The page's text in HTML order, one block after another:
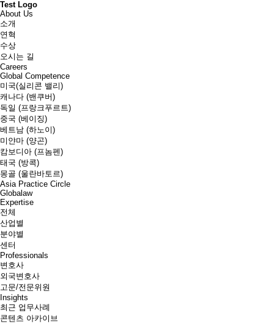
Test Logo
About Us
소개
연혁
수상
오시는 길
Careers
Global Competence
미국(실리콘 밸리)
캐나다 (밴쿠버)
독일 (프랑크푸르트)
중국 (베이징)
베트남 (하노이)
미얀마 (양곤)
캄보디아 (프놈펜)
태국 (방콕)
몽골 (울란바토르)
Asia Practice Circle
Globalaw
Expertise
전체
산업별
분야별
센터
Professionals
변호사
외국변호사
고문/전문위원
Insights
최근 업무사례
콘텐츠 아카이브